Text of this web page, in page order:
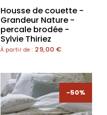
Housse de couette -
Grandeur Nature -
percale brodée -
Sylvie Thiriez
À partir de : 29,00 €
-50%